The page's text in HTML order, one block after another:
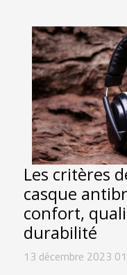
Les critères
casque
confort,
durabilité
13 décembre 2023